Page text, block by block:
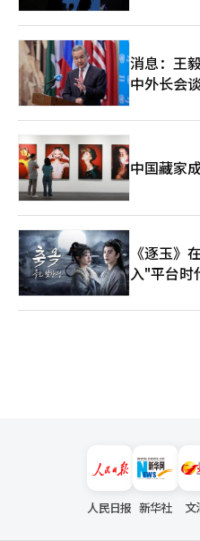
消息：王
中外长会谈
中国藏家
《逐玉》
入"平台时
人民日报 新华社 文